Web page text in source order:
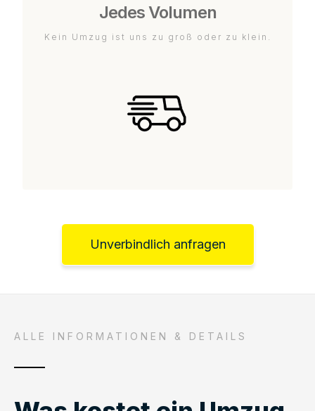
Jedes Volumen
Kein Umzug ist uns zu groß oder zu klein.
Unverbindlich anfragen
ALLE INFORMATIONEN & DETAILS